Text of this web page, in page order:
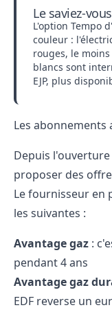
Le saviez-
L'option Tempo
couleur :
rouges, le
blancs sont
EJP, plus
Les abonnements
Depuis l'ouverture
proposer des
Le fournisseur en
les suivantes :
Avantage gaz :
pendant 4 ans
Avantage gaz
EDF reverse un